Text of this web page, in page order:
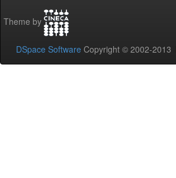
Theme by
DSpace Software Copyright © 2002-2013